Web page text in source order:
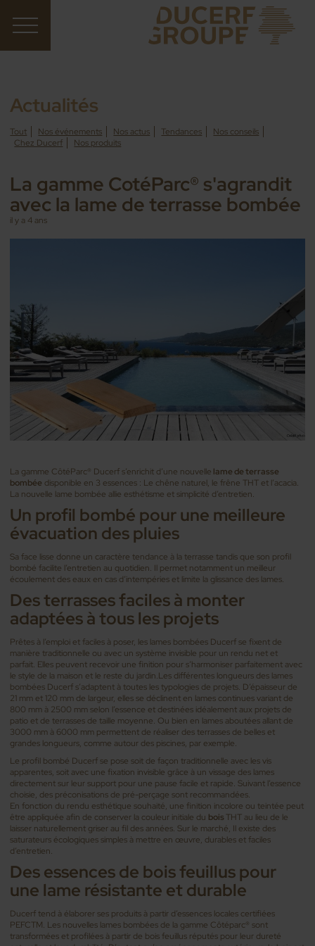
Actualités
Tout Nos événements Nos actus Tendances
Nos conseils
Chez Ducerf
Nos produits
La gamme CotéParc® s'agrandit
avec la lame de terrasse bombée
il y a 4 ans
La gamme CôtéParc® Ducerf s’enrichit d’une nouvelle lame de terrasse
bombée disponible en 3 essences : Le chêne naturel, le frêne THT et l’acacia.
La nouvelle lame bombée allie esthétisme et simplicité d’entretien.
Un profil bombé pour une meilleure
évacuation des pluies
Sa face lisse donne un caractère tendance à la terrasse tandis que son profil
bombé facilite l’entretien au quotidien. Il permet notamment un meilleur
écoulement des eaux en cas d’intempéries et limite la glissance des lames.
Des terrasses faciles à monter
adaptées à tous les projets
Prêtes à l’emploi et faciles à poser, les lames bombées Ducerf se fixent de
manière traditionnelle ou avec un système invisible pour un rendu net et
parfait. Elles peuvent recevoir une finition pour s’harmoniser parfaitement avec
le style de la maison et le reste du jardin.Les différentes longueurs des lames
bombées Ducerf s’adaptent à toutes les typologies de projets. D’épaisseur de
21 mm et 120 mm de largeur, elles se déclinent en lames continues variant de
800 mm à 2500 mm selon l’essence et destinées idéalement aux projets de
patio et de terrasses de taille moyenne. Ou bien en lames aboutées allant de
3000 mm à 6000 mm permettent de réaliser des terrasses de belles et
grandes longueurs, comme autour des piscines, par exemple.
Le profil bombé Ducerf se pose soit de façon traditionnelle avec les vis
apparentes, soit avec une fixation invisible grâce à un vissage des lames
directement sur leur support pour une pause facile et rapide. Suivant l’essence
choisie, des préconisations de pré-perçage sont recommandées.
En fonction du rendu esthétique souhaité, une finition incolore ou teintée peut
être appliquée afin de conserver la couleur initiale du bois THT au lieu de le
laisser naturellement griser au fil des années. Sur le marché, Il existe des
saturateurs écologiques simples à mettre en œuvre, durables et faciles
d’entretien.
Des essences de bois feuillus pour
une lame résistante et durable
Ducerf tend à élaborer ses produits à partir d’essences locales certifiées
PEFCTM. Les nouvelles lames bombées de la gamme Côtéparc® sont
transformées et profilées à partir de bois feuillus réputés pour leur dureté